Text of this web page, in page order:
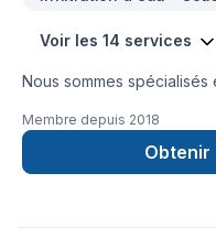
Voir les 14 services
Nous sommes
l'isolation. Nous
Estrie, Centre du
Lanaudière mais aussi,
Membre depuis 2018
Obtenir